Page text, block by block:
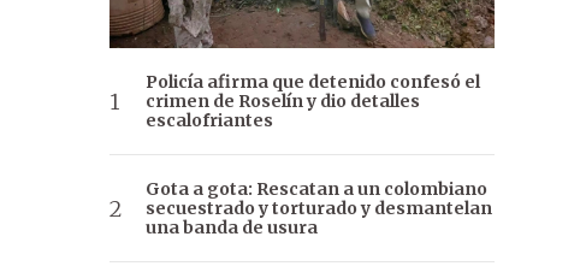
Policía afirma que detenido confesó el
crimen de Roselín y dio detalles
escalofriantes
Gota a gota: Rescatan a un colombiano
secuestrado y torturado y desmantelan
una banda de usura